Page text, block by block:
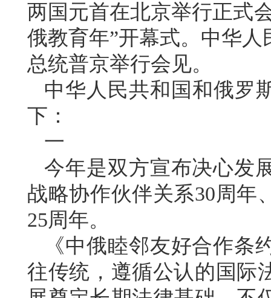
两国元首在北京举行正式
俄教育年”开幕式。中华
总统普京举行会见。
中华人民共和国和俄罗
下：
一
今年是双方宣布决心发
战略协作伙伴关系30周年
25周年。
《中俄睦邻友好合作条
往传统，遵循公认的国际